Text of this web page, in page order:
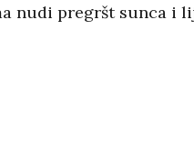
nudi pregršt sunca i